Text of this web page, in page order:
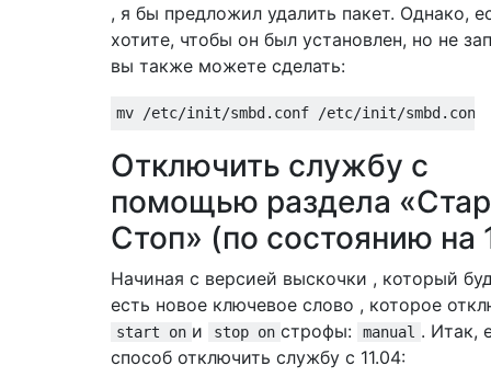
, я бы предложил удалить пакет. Однако,
хотите, чтобы он был установлен, но не
вы также можете сделать:
Отключить службу с
помощью раздела
Стоп» (по состоянию на
Начиная с версией выскочки , который
есть новое ключевое слово , которое
start on и stop on строфы: manual . Итак,
способ отключить службу с 11.04: